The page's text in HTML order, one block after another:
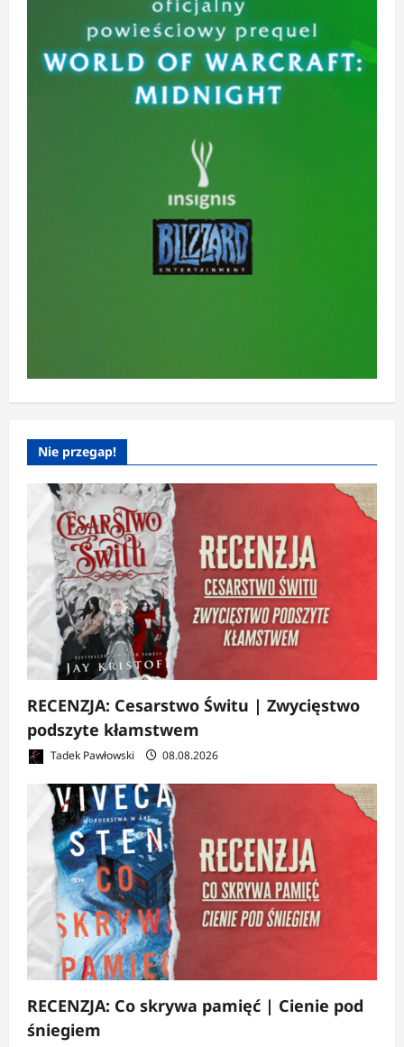
Nie przegap!
RECENZJA: Cesarstwo Świtu | Zwycięstwo
podszyte kłamstwem
Tadek Pawłowski 08.08.2026
RECENZJA: Co skrywa pamięć | Cienie pod
śniegiem